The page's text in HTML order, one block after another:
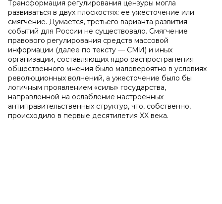
Трансформация регулирования цензуры могла
развиваться в двух плоскостях: ее ужесточение или
смягчение. Думается, третьего варианта развития
событий для России не существовало. Смягчение
правового регулирования средств массовой
информации (далее по тексту — СМИ) и иных
организации, составляющих ядро распространения
общественного мнения было маловероятно в условиях
революционных волнений, а ужесточение было бы
логичным проявлением «силы» государства,
направленной на ослабление настроенных
антиправительственных структур, что, собственно,
происходило в первые десятилетия XX века.